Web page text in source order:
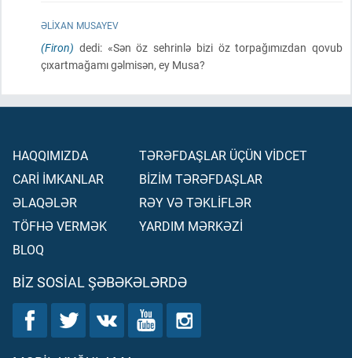
ƏLIXAN MUSAYEV
(Firon) dedi: «Sən öz sehrinlə bizi öz torpağımızdan qovub
çıxartmağamı gəlmisən, ey Musa?
HAQQIMIZDA
CARİ İMKANLAR
ƏLAQƏLƏR
TÖFHƏ VERMƏK
BLOQ
TƏRƏFDAŞLAR ÜÇÜN VİDCET
BİZİM TƏRƏFDAŞLAR
RƏY VƏ TƏKLİFLƏR
YARDIM MƏRKƏZİ
BIZ SOSIAL ŞƏBƏKƏLƏRDƏ